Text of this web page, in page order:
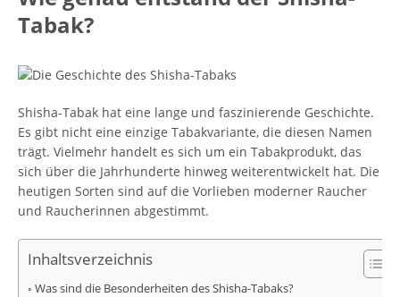
Tabak?
Shisha-Tabak hat eine lange und faszinierende Geschichte.
Es gibt nicht eine einzige Tabakvariante, die diesen Namen
trägt. Vielmehr handelt es sich um ein Tabakprodukt, das
sich über die Jahrhunderte hinweg weiterentwickelt hat. Die
heutigen Sorten sind auf die Vorlieben moderner Raucher
und Raucherinnen abgestimmt.
Inhaltsverzeichnis
Was sind die Besonderheiten des Shisha-Tabaks?